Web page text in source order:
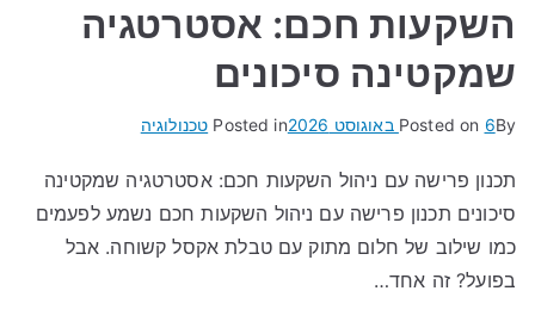
השקעות חכם: אסטרטגיה
שמקטינה סיכונים
By
Posted on 6 באוגוסט 2026 Posted in טכנולוגיה
תכנון פרישה עם ניהול השקעות חכם: אסטרטגיה שמקטינה
סיכונים תכנון פרישה עם ניהול השקעות חכם נשמע לפעמים
כמו שילוב של חלום מתוק עם טבלת אקסל קשוחה. אבל
בפועל? זה אחד…